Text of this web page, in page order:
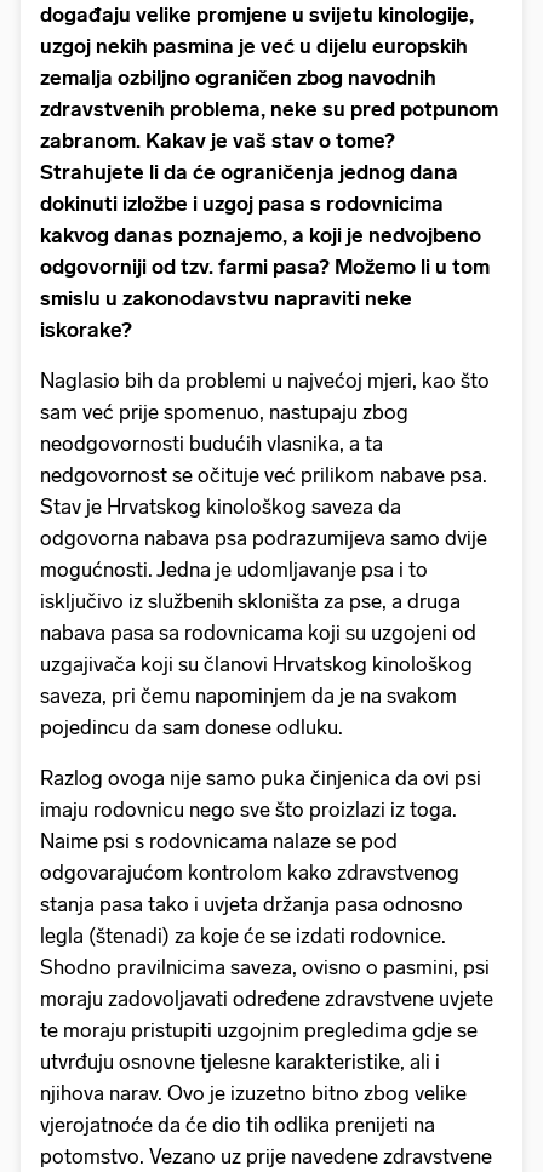
događaju velike promjene u svijetu kinologije,
uzgoj nekih pasmina je već u dijelu europskih
zemalja ozbiljno ograničen zbog navodnih
zdravstvenih problema, neke su pred potpunom
zabranom. Kakav je vaš stav o tome?
Strahujete li da će ograničenja jednog dana
dokinuti izložbe i uzgoj pasa s rodovnicima
kakvog danas poznajemo, a koji je nedvojbeno
odgovorniji od tzv. farmi pasa? Možemo li u tom
smislu u zakonodavstvu napraviti neke
iskorake?
Naglasio bih da problemi u najvećoj mjeri, kao što
sam već prije spomenuo, nastupaju zbog
neodgovornosti budućih vlasnika, a ta
nedgovornost se očituje već prilikom nabave psa.
Stav je Hrvatskog kinološkog saveza da
odgovorna nabava psa podrazumijeva samo dvije
mogućnosti. Jedna je udomljavanje psa i to
isključivo iz službenih skloništa za pse, a druga
nabava pasa sa rodovnicama koji su uzgojeni od
uzgajivača koji su članovi Hrvatskog kinološkog
saveza, pri čemu napominjem da je na svakom
pojedincu da sam donese odluku.
Razlog ovoga nije samo puka činjenica da ovi psi
imaju rodovnicu nego sve što proizlazi iz toga.
Naime psi s rodovnicama nalaze se pod
odgovarajućom kontrolom kako zdravstvenog
stanja pasa tako i uvjeta držanja pasa odnosno
legla (štenadi) za koje će se izdati rodovnice.
Shodno pravilnicima saveza, ovisno o pasmini, psi
moraju zadovoljavati određene zdravstvene uvjete
te moraju pristupiti uzgojnim pregledima gdje se
utvrđuju osnovne tjelesne karakteristike, ali i
njihova narav. Ovo je izuzetno bitno zbog velike
vjerojatnoće da će dio tih odlika prenijeti na
potomstvo. Vezano uz prije navedene zdravstvene